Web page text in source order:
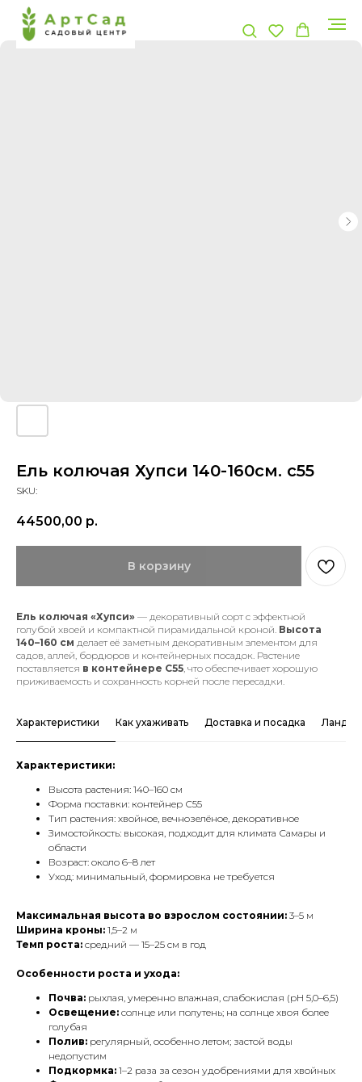
Ель колючая Хупси 140-160см. с55
SKU:
44500,00 р.
В корзину
Ель колючая «Хупси» — декоративный сорт с эффектной
голубой хвоей и компактной пирамидальной кроной. Высота
140–160 см делает её заметным декоративным элементом для
садов, аллей, бордюров и контейнерных посадок. Растение
поставляется в контейнере С55, что обеспечивает хорошую
приживаемость и сохранность корней после пересадки.
Характеристики Как ухаживать Доставка и посадка
Характеристики:
Высота растения: 140–160 см
Форма поставки: контейнер С55
Тип растения: хвойное, вечнозелёное, декоративное
Зимостойкость: высокая, подходит для климата Самары и
области
Возраст: около 6–8 лет
Уход: минимальный, формировка не требуется
Максимальная высота во взрослом состоянии: 3–5 м
Ширина кроны: 1,5–2 м
Темп роста: средний — 15–25 см в год
Особенности роста и ухода:
Почва: рыхлая, умеренно влажная, слабокислая (pH 5,0–6,5)
Освещение: солнце или полутень; на солнце хвоя более
голубая
Полив: регулярный, особенно летом; застой воды
недопустим
Подкормка: 1–2 раза за сезон удобрениями для хвойных